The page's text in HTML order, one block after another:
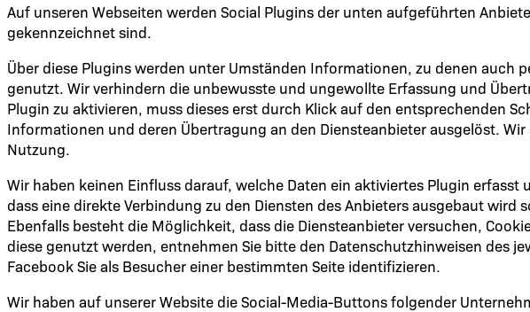
Auf unseren Webseiten werden Social Plugins der unten aufgeführten
gekennzeichnet sind.
Über diese Plugins werden unter Umständen Informationen, zu denen auch
genutzt. Wir verhindern die unbewusste und ungewollte Erfassung und
Plugin zu aktivieren, muss dieses erst durch Klick auf den entsprechenden
Informationen und deren Übertragung an den Diensteanbieter ausgelöst.
Nutzung.
Wir haben keinen Einfluss darauf, welche Daten ein aktiviertes Plugin
dass eine direkte Verbindung zu den Diensten des Anbieters ausgebaut
Ebenfalls besteht die Möglichkeit, dass die Diensteanbieter versuchen,
diese genutzt werden, entnehmen Sie bitte den Datenschutzhinweisen des
Facebook Sie als Besucher einer bestimmten Seite identifizieren.
Wir haben auf unserer Website die Social-Media-Buttons folgender